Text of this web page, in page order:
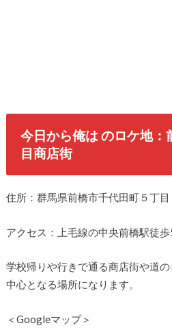
今日から俺は のロケ地：
目商店街
住所：群馬県前橋市千代田町５丁目
アクセス：上毛線の中央前橋駅徒
学校帰りや行きで通る商店街や道
中心となる場所になります。
＜Googleマップ＞